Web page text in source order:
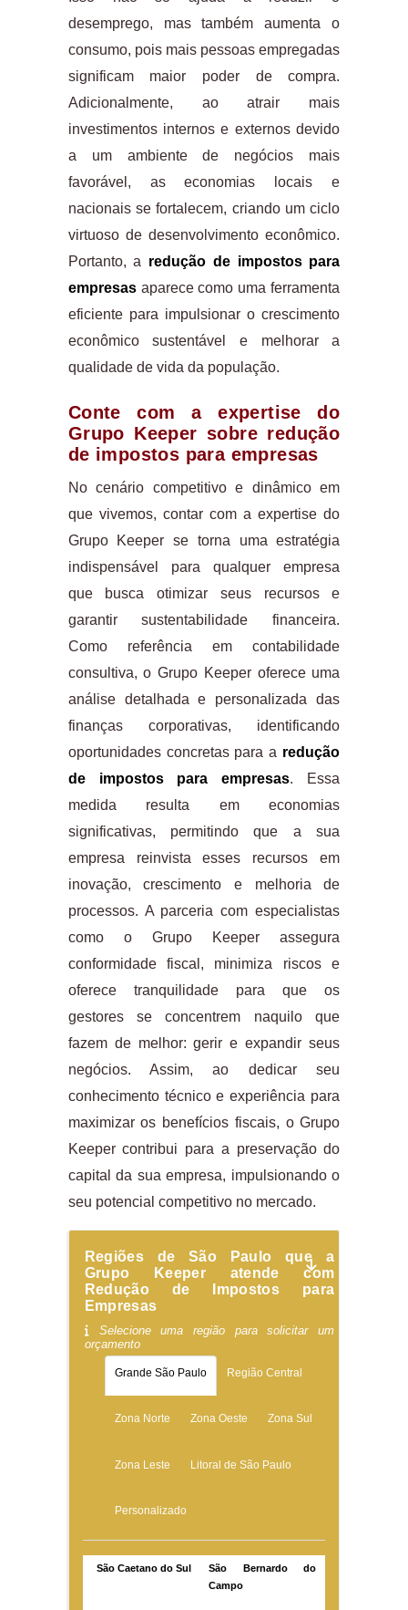
desemprego, mas também aumenta o
consumo, pois mais pessoas empregadas
significam maior poder de compra.
Adicionalmente, ao atrair mais
investimentos internos e externos devido
a um ambiente de negócios mais
favorável, as economias locais e
nacionais se fortalecem, criando um ciclo
virtuoso de desenvolvimento econômico.
Portanto, a redução de impostos para
empresasaparece como uma ferramenta
eficiente para impulsionar o crescimento
econômico sustentável e melhorar a
qualidade de vida da população.
Conte com a expertise do
Grupo Keeper sobre redução
de impostos para empresas
No cenário competitivo e dinâmico em
que vivemos, contar com a expertise do
Grupo Keeper se torna uma estratégia
indispensável para qualquer empresa
que busca otimizar seus recursos e
garantir sustentabilidade financeira.
Como referência em contabilidade
consultiva, o Grupo Keeper oferece uma
análise detalhada e personalizada das
finanças corporativas, identificando
oportunidades concretas para a redução
de impostos para empresas. Essa
medida resulta em economias
significativas, permitindo que a sua
empresa reinvista esses recursos em
inovação, crescimento e melhoria de
processos. A parceria com especialistas
como o Grupo Keeper assegura
conformidade fiscal, minimiza riscos e
oferece tranquilidade para que os
gestores se concentrem naquilo que
fazem de melhor: gerir e expandir seus
negócios. Assim, ao dedicar seu
conhecimento técnico e experiência para
maximizar os benefícios fiscais, o Grupo
Keeper contribui para a preservação do
capital da sua empresa, impulsionando o
seu potencial competitivo no mercado.
Regiões de São Paulo que a
Grupo Keeper atende com
Redução de Impostos para
Empresas
Selecione uma região para solicitar um
orçamento
Grande São Paulo Região Central
Zona Norte Zona Oeste Zona Sul
Zona Leste Litoral de São Paulo
Personalizado
São Caetano do Sul
São Bernardo do
Campo